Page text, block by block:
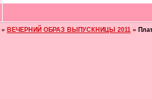
» ВЕЧЕРНИЙ ОБРАЗ ВЫПУСКНИЦЫ 2011 »